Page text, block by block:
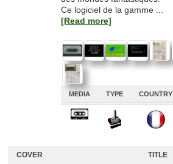
Ce logiciel de la gamme ...
[Read more]
MEDIA TYPE COUNTRY
COVER TITLE